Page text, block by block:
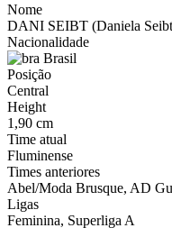
Nome
DANI SEIBT (Daniela
Nacionalidade
Brasil
Posição
Central
Height
1,90 cm
Time atual
Fluminense
Times anteriores
Abel/Moda Brusque, AD
Ligas
Feminina, Superliga A